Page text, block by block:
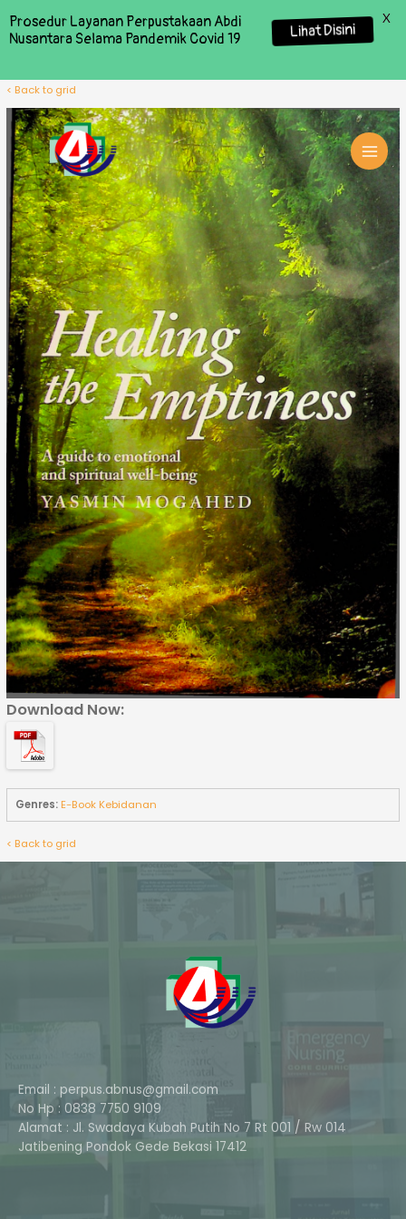
< Back to grid
Download Now:
Genres:E-Book Kebidanan
< Back to grid
Email : perpus.abnus@gmail.com
No Hp : 0838 7750 9109
Alamat : Jl. Swadaya Kubah Putih No 7 Rt 001 / Rw 014
Jatibening Pondok Gede Bekasi 17412
Prosedur Layanan Perpustakaan Abdi
Nusantara Selama Pandemik Covid 19
Lihat Disini
X